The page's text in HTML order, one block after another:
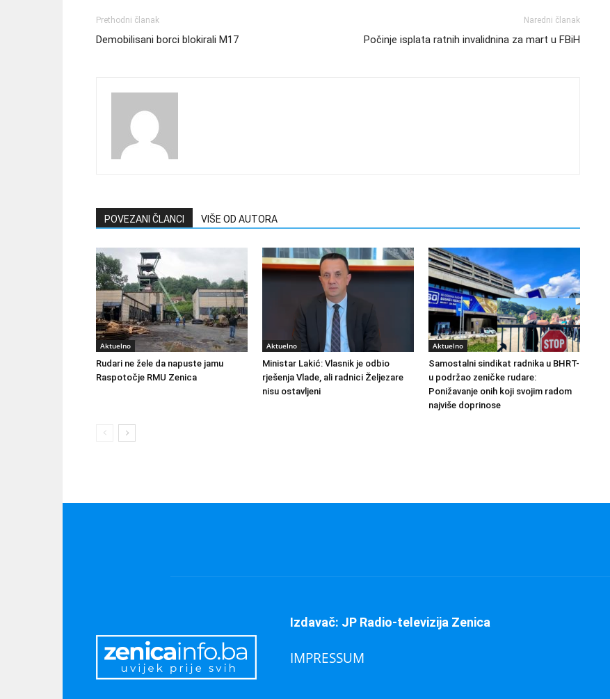
Prethodni članak
Demobilisani borci blokirali M17
Naredni članak
Počinje isplata ratnih invalidnina za mart u FBiH
POVEZANI ČLANCI VIŠE OD AUTORA
Aktuelno
Rudari ne žele da napuste jamu
Raspotočje RMU Zenica
Aktuelno
Ministar Lakić: Vlasnik je odbio
rješenja Vlade, ali radnici Željezare
nisu ostavljeni
Aktuelno
Samostalni sindikat radnika u BHRT-
u podržao zeničke rudare:
Ponižavanje onih koji svojim radom
najviše doprinose
Izdavač: JP Radio-televizija Zenica
IMPRESSUM